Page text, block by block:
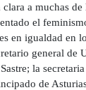
a muchas de
el
en igualdad en
general de
la
de